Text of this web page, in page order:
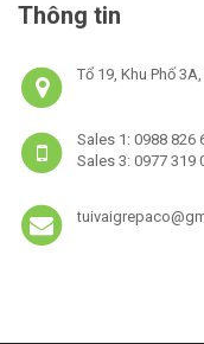
Thông tin
Tổ 19, Khu Phố
Sales 1: 0988 826
Sales 3: 0977 319